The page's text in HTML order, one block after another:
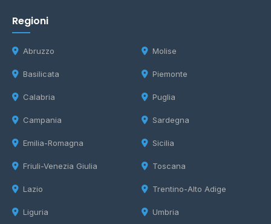
Regioni
Abruzzo
Basilicata
Calabria
Campania
Emilia-Romagna
Friuli-Venezia Giulia
Lazio
Liguria
Molise
Piemonte
Puglia
Sardegna
Sicilia
Toscana
Trentino-Alto Adige
Umbria